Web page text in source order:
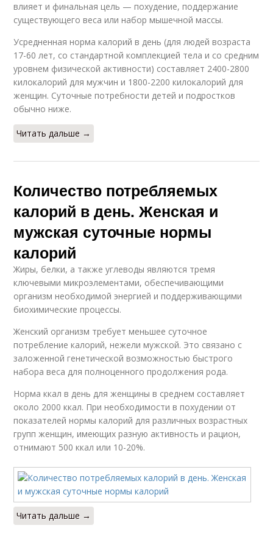
влияет и финальная цель — похудение, поддержание
существующего веса или набор мышечной массы.
Усредненная норма калорий в день (для людей возраста
17-60 лет, со стандартной комплекцией тела и со средним
уровнем физической активности) составляет 2400-2800
килокалорий для мужчин и 1800-2200 килокалорий для
женщин. Суточные потребности детей и подростков
обычно ниже.
Читать дальше →
Количество потребляемых
калорий в день. Женская и
мужская суточные нормы
калорий
Жиры, белки, а также углеводы являются тремя
ключевыми микроэлементами, обеспечивающими
организм необходимой энергией и поддерживающими
биохимические процессы.
Женский организм требует меньшее суточное
потребление калорий, нежели мужской. Это связано с
заложенной генетической возможностью быстрого
набора веса для полноценного продолжения рода.
Норма ккал в день для женщины в среднем составляет
около 2000 ккал. При необходимости в похудении от
показателей нормы калорий для различных возрастных
групп женщин, имеющих разную активность и рацион,
отнимают 500 ккал или 10-20%.
Читать дальше →